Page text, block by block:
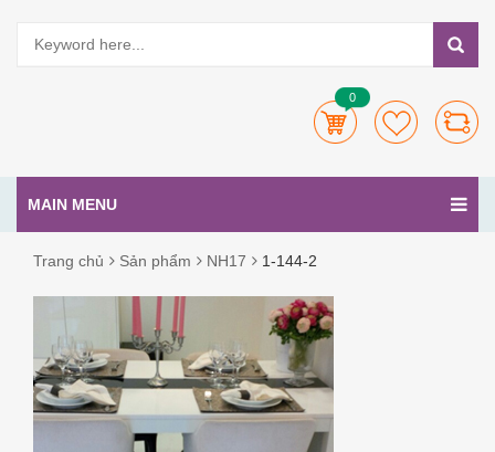
0
MAIN MENU
Trang chủ Sản phẩm NH17 1-144-2
144-
2